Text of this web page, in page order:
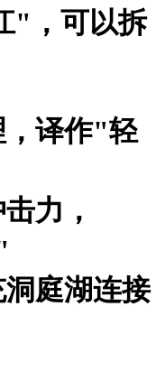
"，可以拆
，译作"轻
力，
庭湖连接